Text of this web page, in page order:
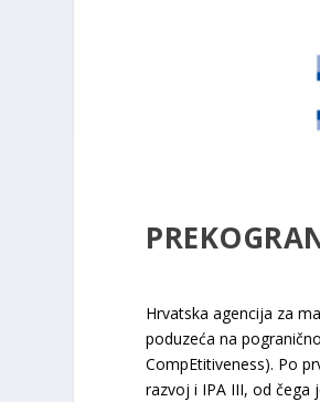
Hrvatska agencija za
poduzeća na
CompEtitiveness). Po
razvoj i IPA III, od čega